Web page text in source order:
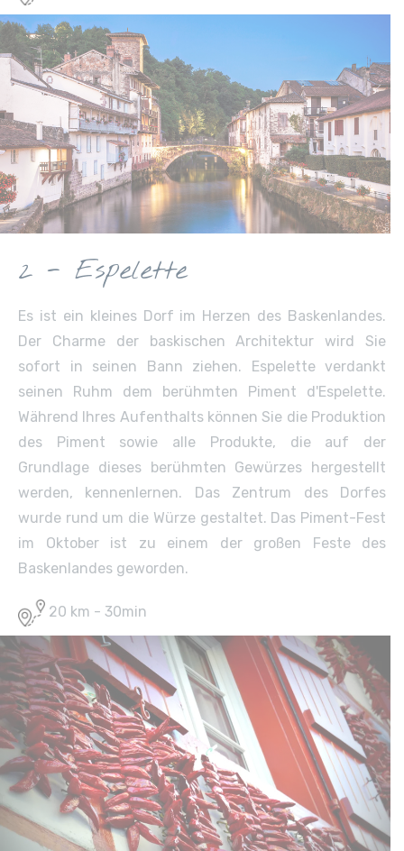
2 - Espelette
Es ist ein kleines Dorf im Herzen des Baskenlandes.
Der Charme der baskischen Architektur wird Sie
sofort in seinen Bann ziehen. Espelette verdankt
seinen Ruhm dem berühmten Piment d'Espelette.
Während Ihres Aufenthalts können Sie die Produktion
des Piment sowie alle Produkte, die auf der
Grundlage dieses berühmten Gewürzes hergestellt
werden, kennenlernen. Das Zentrum des Dorfes
wurde rund um die Würze gestaltet. Das Piment-Fest
im Oktober ist zu einem der großen Feste des
Baskenlandes geworden.
20 km - 30min